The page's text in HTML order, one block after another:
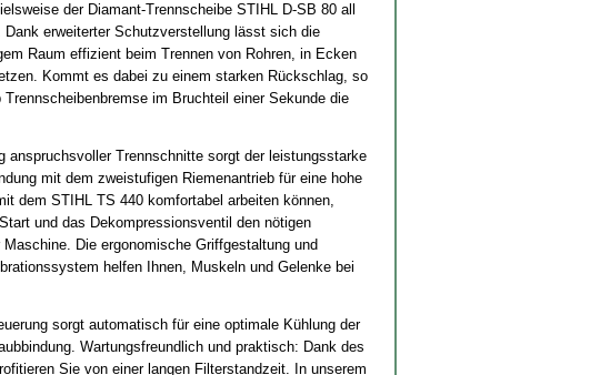
der Diamant-Trennscheibe STIHL D-SB 80 all
erweiterter Schutzverstellung lässt sich die
Raum effizient beim Trennen von Rohren, in Ecken
Kommt es dabei zu einem starken Rückschlag, so
im Bruchteil einer Sekunde die
anspruchsvoller Trennschnitte sorgt der leistungsstarke
mit dem zweistufigen Riemenantrieb für eine hohe
dem STIHL TS 440 komfortabel arbeiten können,
und das Dekompressionsventil den nötigen
Die ergonomische Griffgestaltung und
helfen Ihnen, Muskeln und Gelenke bei
sorgt automatisch für eine optimale Kühlung der
Wartungsfreundlich und praktisch: Dank des
Sie von einer langen Filterstandzeit. In unserem